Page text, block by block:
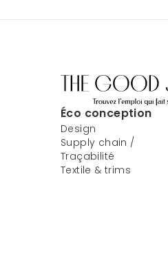
Éco conception
Design
Supply chain /
Traçabilité
Textile & trims